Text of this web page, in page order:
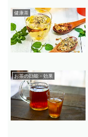
健康茶
お茶の効能・効果